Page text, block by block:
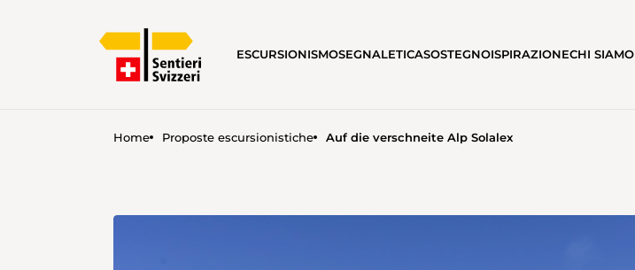
ESCURSIONISMOSEGNALETICASOSTEGNOISPIRAZIONECHI SIAMO
Home Proposte escursionistiche Auf die verschneite Alp Solalex